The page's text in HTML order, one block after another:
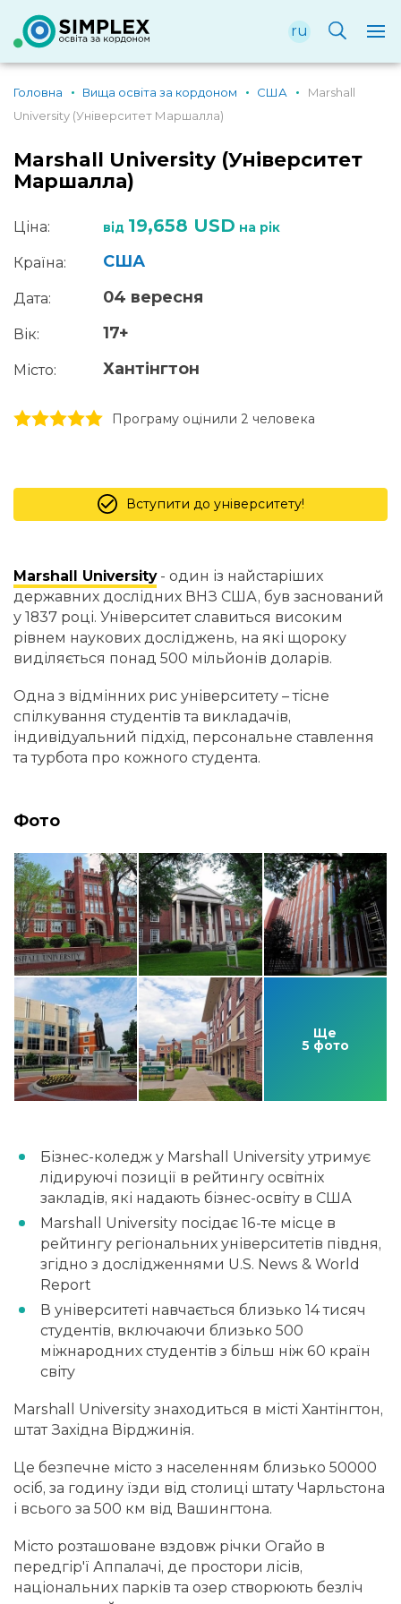
ru
Головна Вища освіта за кордоном США
Marshall
University (Університет Маршалла)
Marshall University (Університет
Маршалла)
Ціна: від 19,658 USD на рік
Країна: США
Дата: 04 вересня
Вік: 17+
Місто: Хантінгтон
5 stars
4 stars
3 stars
2 stars
1 stars Програму оцінили 2 человекa
Вступити до університету!
Marshall University- один із найстаріших
державних дослідних ВНЗ США, був заснований
у 1837 році. Університет славиться високим
рівнем наукових досліджень, на які щороку
виділяється понад 500 мільйонів доларів.
Одна з відмінних рис університету – тісне
спілкування студентів та викладачів,
індивідуальний підхід, персональне ставлення
та турбота про кожного студента.
Фото
Ще
5 фото
Бізнес-коледж у Marshall University утримує
лідируючі позиції в рейтингу освітніх
закладів, які надають бізнес-освіту в США
Marshall University посідає 16-те місце в
рейтингу регіональних університетів півдня,
згідно з дослідженнями U.S. News & World
Report
В університеті навчається близько 14 тисяч
студентів, включаючи близько 500
міжнародних студентів з більш ніж 60 країн
світу
Marshall University знаходиться в місті Хантінгтон,
штат Західна Вірджинія.
Це безпечне місто з населенням близько 50000
осіб, за годину їзди від столиці штату Чарльстона
і всього за 500 км від Вашингтона.
Місто розташоване вздовж річки Огайо в
передгір'ї Аппалачі, де простори лісів,
національних парків та озер створюють безліч